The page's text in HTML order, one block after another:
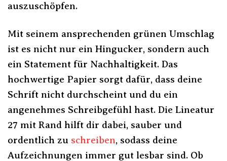
auszuschöpfen.
Mit seinem ansprechenden grünen Umschlag
ist es nicht nur ein Hingucker, sondern auch
ein Statement für Nachhaltigkeit. Das
hochwertige Papier sorgt dafür, dass deine
Schrift nicht durchscheint und du ein
angenehmes Schreibgefühl hast. Die Lineatur
27 mit Rand hilft dir dabei, sauber und
ordentlich zu schreiben, sodass deine
Aufzeichnungen immer gut lesbar sind. Ob